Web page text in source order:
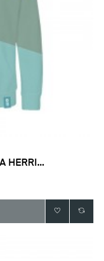
HERRI...